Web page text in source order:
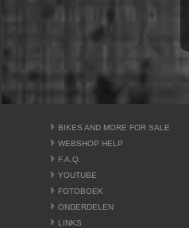
BIKES AND MORE FOR SALE
WEBSHOP HELP
F.A.Q.
YOUTUBE
FOTOBOEK
ONDERDELEN
LINKS